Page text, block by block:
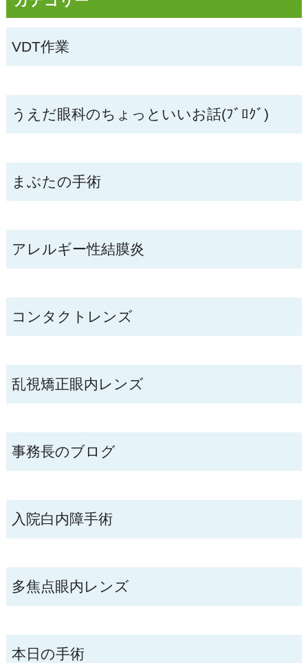
VDT作業
うえだ眼科のちょっといいお話(ﾌﾞﾛｸﾞ)
まぶたの手術
アレルギー性結膜炎
コンタクトレンズ
乱視矯正眼内レンズ
事務長のブログ
入院白内障手術
多焦点眼内レンズ
本日の手術